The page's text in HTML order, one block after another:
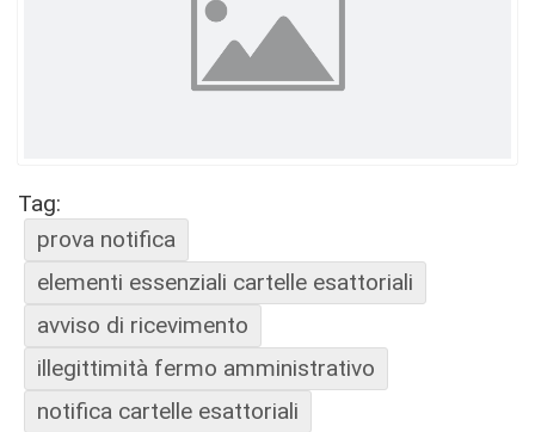
Tag:
prova notifica
elementi essenziali cartelle esattoriali
avviso di ricevimento
illegittimità fermo amministrativo
notifica cartelle esattoriali